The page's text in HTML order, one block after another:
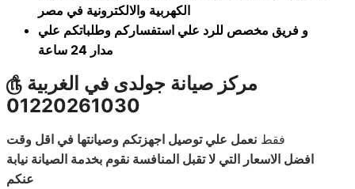
الكهربية والالكترونية في مصر
و فريق مخصص للرد علي استفساركم وطلباتكم علي
مدار 24 ساعة
مركز صيانة جولدى في الغربية ௹
01220261030
فقط نعمل علي توصيل اجهزتكم وصيانتها في اقل وقت
افضل الاسعار التي لا تقبل المنافسة نقوم بخدمة الصيانة نيابة
عنكم